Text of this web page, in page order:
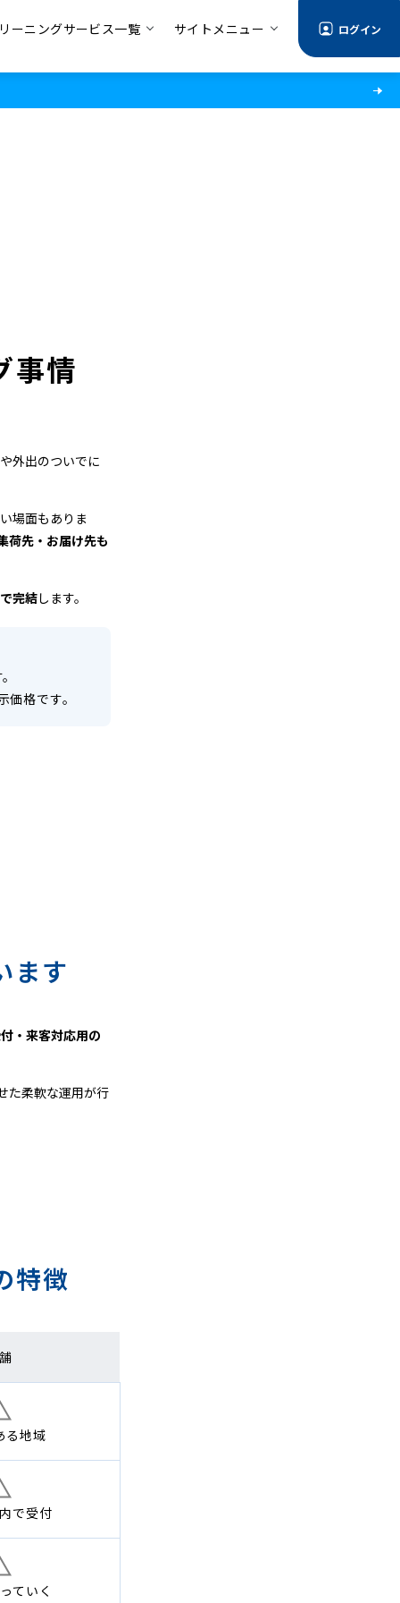
ーニングサービス一覧 サイトメニュー ログイン
事情
外出のついでに
場面もありま
荷先・お届け先も
完結します。
価格です。
ます
・来客対応用の
た柔軟な運用が行
特徴
る地域
で受付
ていく